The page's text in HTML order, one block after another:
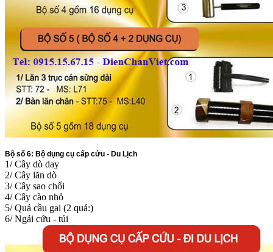
Bộ số 6: Bộ dụng cụ cấp cứu - Du Lịch
1/ Cây dò day
2/ Cây lăn dò
3/ Cây sao chổi
4/ Cây cào nhỏ
5/ Quả cầu gai (2 quả:)
6/ Ngải cứu - túi